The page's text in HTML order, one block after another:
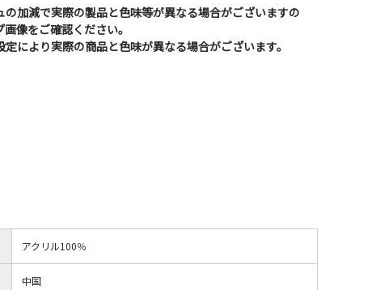
加減で実際の製品と色味等が異なる場合がございますの
像をご確認ください。
により実際の商品と色味が異なる場合がございます。
アクリル100％
中国